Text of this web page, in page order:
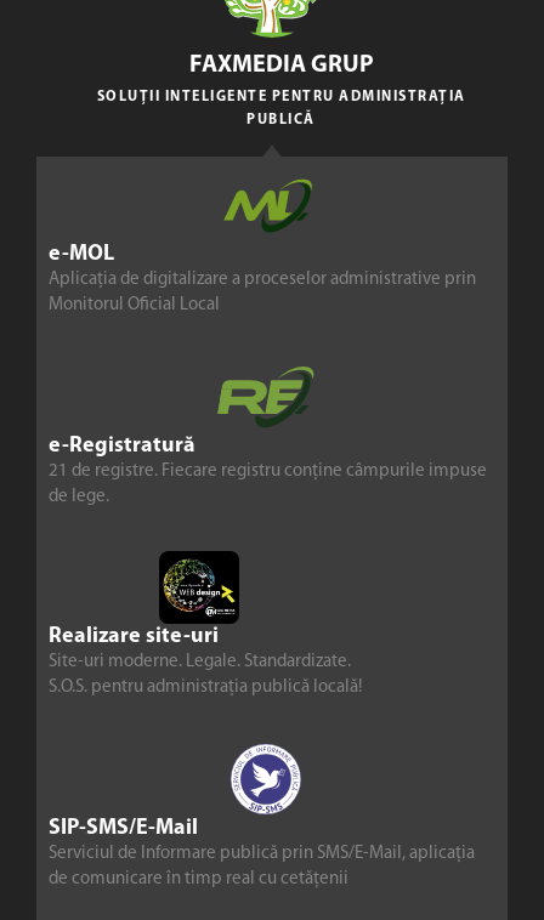
e-MOL
Aplicația de digitalizare a proceselor administrative prin
Monitorul Oficial Local
e-Registratură
21 de registre. Fiecare registru conține câmpurile impuse
de lege.
Realizare site-uri
Site-uri moderne. Legale. Standardizate.
S.O.S. pentru administrația publică locală!
SIP-SMS/E-Mail
Serviciul de Informare publică prin SMS/E-Mail, aplicația
de comunicare în timp real cu cetățenii
FAXMEDIA GRUP
SOLUȚII INTELIGENTE PENTRU ADMINISTRAȚIA
PUBLICĂ